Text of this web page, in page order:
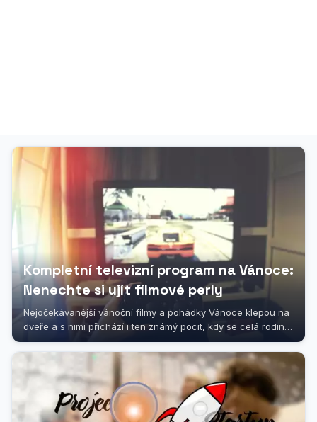
Kompletní televizní program na Vánoce:
Nenechte si ujít filmové perly
Nejočekávanější vánoční filmy a pohádky Vánoce klepou na
dveře a s nimi přichází i ten známý pocit, kdy se celá rodina
sesedne kolem...